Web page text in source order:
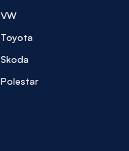
VW
Toyota
Skoda
Polestar